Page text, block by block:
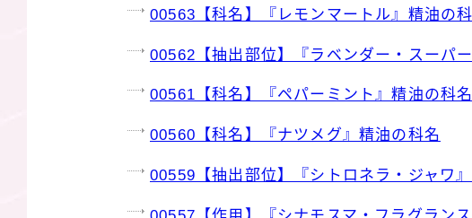
00563【科名】『レモンマートル』精油の
00562【抽出部位】『ラベンダー・スーパ
00561【科名】『ペパーミント』精油の科名
00560【科名】『ナツメグ』精油の科名
00559【抽出部位】『シトロネラ・ジャワ